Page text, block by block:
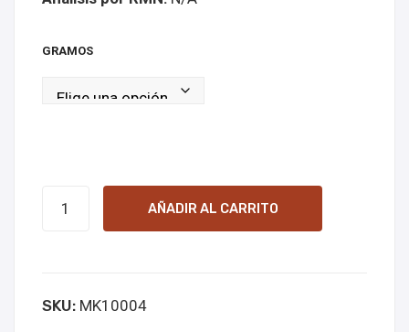
GRAMOS
White
AÑADIR AL CARRITO
SKU: MK10004